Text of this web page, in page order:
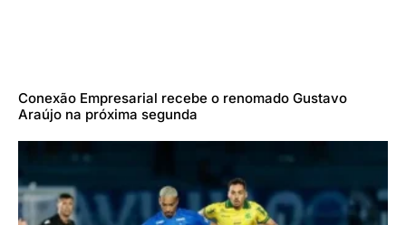
Conexão Empresarial recebe o renomado Gustavo
Araújo na próxima segunda